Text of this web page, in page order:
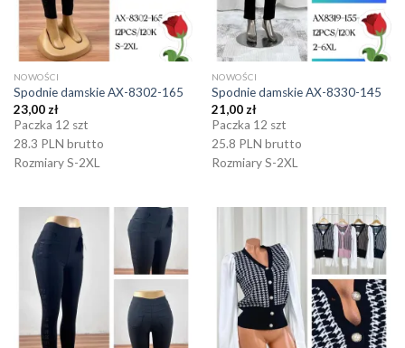
NOWOŚCI
Spodnie damskie AX-8302-165
23,00 zł
Paczka 12 szt
28.3 PLN brutto
Rozmiary S-2XL
NOWOŚCI
Spodnie damskie AX-8330-145
21,00 zł
Paczka 12 szt
25.8 PLN brutto
Rozmiary S-2XL